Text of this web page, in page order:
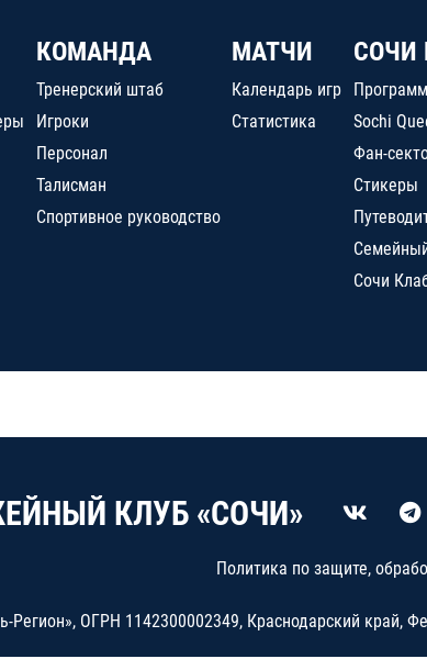
КОМАНДА
Тренерский штаб
Игроки
Персонал
Талисман
Спортивное руководство
МАТЧИ
Календарь игр
Статистика
СОЧИ
Sochi
Фан-
Стикеры
Сочи
КЛУБ «СОЧИ»
Политика по защите,
Регион», ОГРН 1142300002349, Краснодарский край,